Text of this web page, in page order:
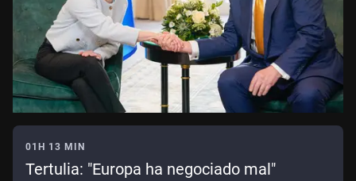
01H 13 MIN
Tertulia: "Europa ha negociado mal"